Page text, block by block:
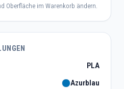
Oberfläche im Warenkorb ändern.
PLA
Azurblau